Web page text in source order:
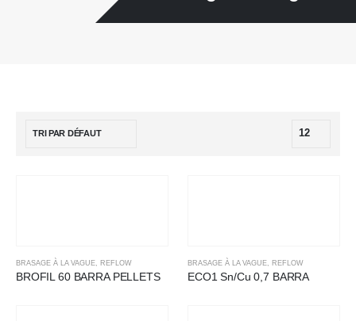
BRASAGE À LA VAGUE, REFLOW
BROFIL 60 BARRA PELLETS
BRASAGE À LA VAGUE, REFLOW
ECO1 Sn/Cu 0,7 BARRA